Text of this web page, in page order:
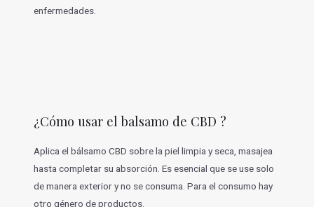
enfermedades.
¿Cómo usar el balsamo de CBD ?
Aplica el bálsamo CBD sobre la piel limpia y seca, masajea
hasta completar su absorción. Es esencial que se use solo
de manera exterior y no se consuma. Para el consumo hay
otro género de productos.